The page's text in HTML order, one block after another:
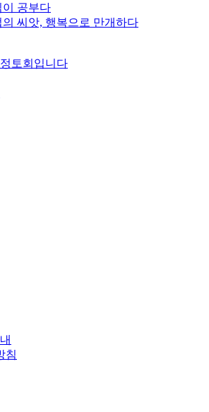
이 공부다
의 씨앗, 행복으로 만개하다
토회입니다
침